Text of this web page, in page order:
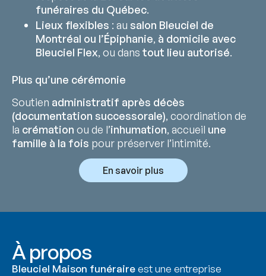
funéraires du Québec.
Lieux flexibles : au salon Bleuciel de
Montréal ou l’Épiphanie, à domicile avec
Bleuciel Flex, ou dans tout lieu autorisé.
Plus qu’une cérémonie
Soutien administratif après décès
(documentation successorale), coordination de
la crémation ou de l’inhumation, accueil une
famille à la fois pour préserver l’intimité.
En savoir plus
À propos
Bleuciel Maison funéraireest une entreprise